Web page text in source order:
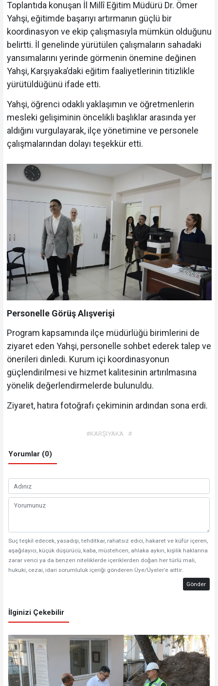
Toplantıda konuşan İl Millî Eğitim Müdürü Dr. Ömer
Yahşi, eğitimde başarıyı artırmanın güçlü bir
koordinasyon ve ekip çalışmasıyla mümkün olduğunu
belirtti. İl genelinde yürütülen çalışmaların sahadaki
yansımalarını yerinde görmenin önemine değinen
Yahşi, Karşıyaka’daki eğitim faaliyetlerinin titizlikle
yürütüldüğünü ifade etti.
Yahşi, öğrenci odaklı yaklaşımın ve öğretmenlerin
mesleki gelişiminin öncelikli başlıklar arasında yer
aldığını vurgulayarak, ilçe yönetimine ve personele
çalışmalarından dolayı teşekkür etti.
Personelle Görüş Alışverişi
Program kapsamında ilçe müdürlüğü birimlerini de
ziyaret eden Yahşi, personelle sohbet ederek talep ve
önerileri dinledi. Kurum içi koordinasyonun
güçlendirilmesi ve hizmet kalitesinin artırılmasına
yönelik değerlendirmelerde bulunuldu.
Ziyaret, hatıra fotoğrafı çekiminin ardından sona erdi.
#KARŞIYAKA #
Yorumlar (0)
Suç teşkil edecek, yasadışı, tehditkar, rahatsız edici, hakaret ve küfür içeren,
aşağılayıcı, küçük düşürücü, kaba, müstehcen, ahlaka aykırı, kişilik haklarına
zarar verici ya da benzeri niteliklerde içeriklerden doğan her türlü mali,
hukuki, cezai, idari sorumluluk içeriği gönderen Üye/Üyeler’e aittir.
Gönder
İlginizi Çekebilir